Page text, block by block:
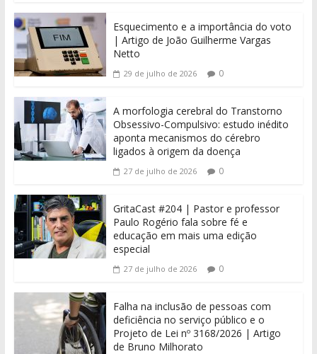
Esquecimento e a importância do voto
| Artigo de João Guilherme Vargas
Netto
29 de julho de 2026 0
A morfologia cerebral do Transtorno
Obsessivo-Compulsivo: estudo inédito
aponta mecanismos do cérebro
ligados à origem da doença
27 de julho de 2026 0
GritaCast #204 | Pastor e professor
Paulo Rogério fala sobre fé e
educação em mais uma edição
especial
27 de julho de 2026 0
Falha na inclusão de pessoas com
deficiência no serviço público e o
Projeto de Lei nº 3168/2026 | Artigo
de Bruno Milhorato